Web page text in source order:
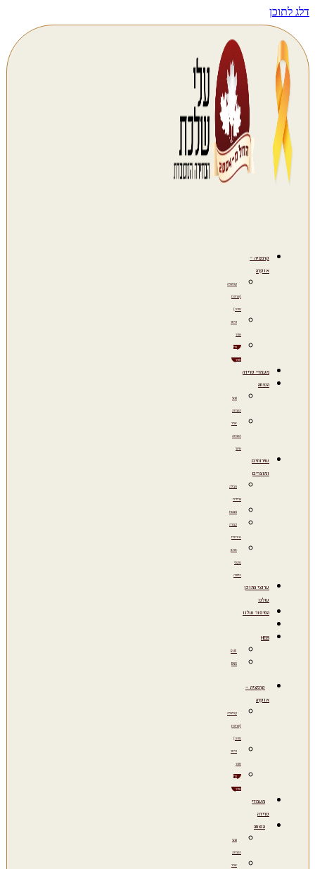
דלג לתוכן
קרמציה –
אוֹפְרָה
קרמציה
(שריפת
גופה)
פיזור
אפר
כדי
אפר
מעמדי פרידה
הנצחה
ערבי
הנצחה
אתר
הנצחה
אישי
שירותים
ומוצרים
חבילה
עתידית
מצבות
קבורה
אזרחית
ארגון
טקסי
הלוויה
ערוצי התוכן
שלנו
הסיפור שלנו
HEB
RUS
ENG
קרמציה –
אוֹפְרָה
קרמציה
(שריפת
גופה)
פיזור
אפר
כדי
אפר
מעמדי
פרידה
הנצחה
ערבי
הנצחה
אתר